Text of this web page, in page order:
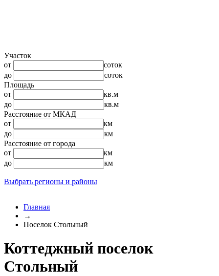
Участок
от
соток
до
соток
Площадь
от
кв.м
до
кв.м
Расстояние от МКАД
от
км
до
км
Расстояние от города
от
км
до
км
Выбрать регионы и районы
Главная
→
Поселок Стольный
Коттеджный поселок
Стольный